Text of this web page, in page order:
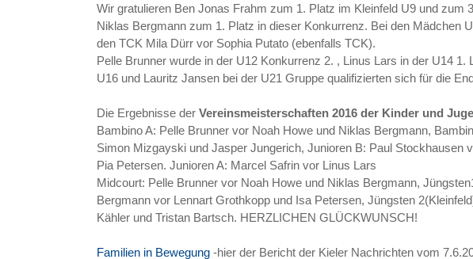
Wir gratulieren Ben Jonas Frahm zum 1. Platz im Kleinfeld U9 und zum
Niklas Bergmann zum 1. Platz in dieser Konkurrenz. Bei den Mädchen
den TCK Mila Dürr vor Sophia Putato (ebenfalls TCK).
Pelle Brunner wurde in der U12 Konkurrenz 2. , Linus Lars in der U14 1.
U16 und Lauritz Jansen bei der U21 Gruppe qualifizierten sich für die
Die Ergebnisse der Vereinsmeisterschaften 2016 der Kinder und
Bambino A: Pelle Brunner vor Noah Howe und Niklas Bergmann,
Simon Mizgayski und Jasper Jungerich, Junioren B: Paul Stockhausen
Pia Petersen. Junioren A: Marcel Safrin vor Linus Lars
Midcourt: Pelle Brunner vor Noah Howe und Niklas Bergmann,
Bergmann vor Lennart Grothkopp und Isa Petersen, Jüngsten
Kähler und Tristan Bartsch. HERZLICHEN GLÜCKWUNSCH!
Familien in Bewegung -hier der Bericht der Kieler Nachrichten vom